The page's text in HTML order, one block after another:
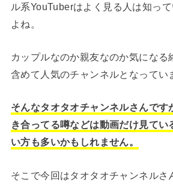
ル系YouTuberはよく見る人は知っ
よね。
カップルなのか親友なのか気になる
含めて人気のチャンネルとなってい
そんなタオタオチャンネルさんです
き合ってる噂などは動画だけ見てい
い方も多いかもしれません。
そこで今回はタオタオチャンネルさ